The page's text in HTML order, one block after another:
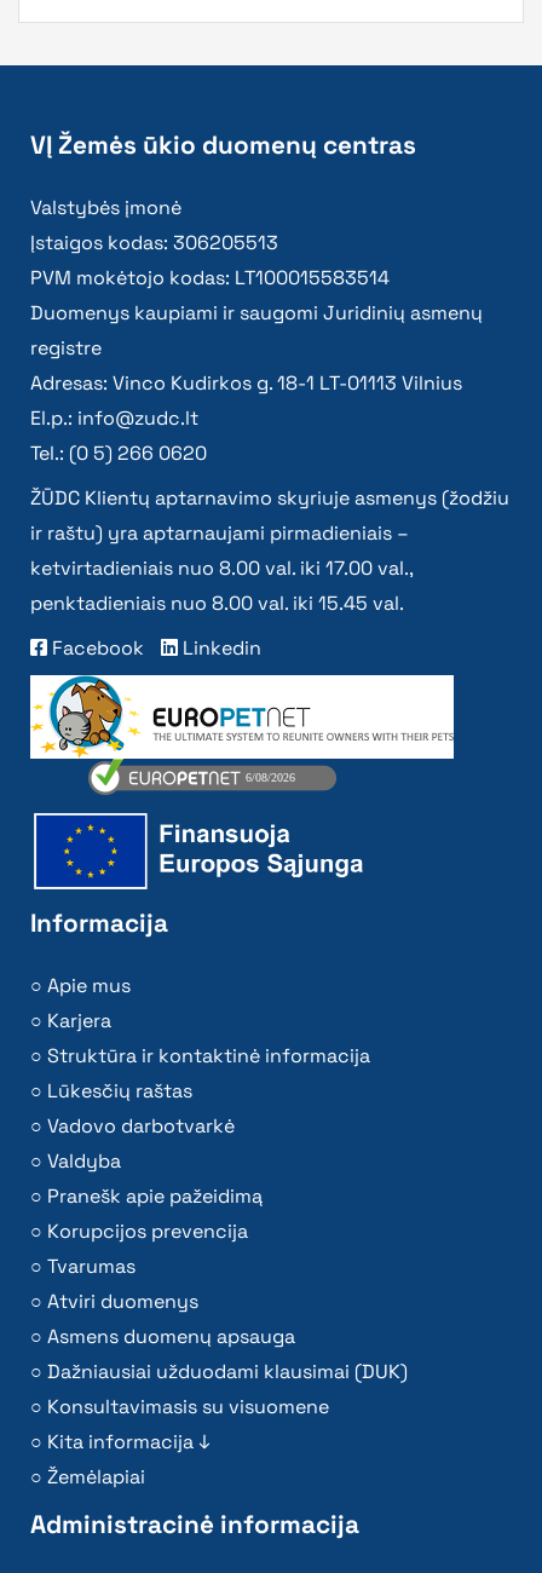
VĮ Žemės ūkio duomenų centras
Valstybės įmonė
Įstaigos kodas: 306205513
PVM mokėtojo kodas: LT100015583514
Duomenys kaupiami ir saugomi Juridinių asmenų
registre
Adresas: Vinco Kudirkos g. 18-1 LT-01113 Vilnius
El.p.: info@zudc.lt
Tel.: (0 5) 266 0620
ŽŪDC Klientų aptarnavimo skyriuje asmenys (žodžiu
ir raštu) yra aptarnaujami pirmadieniais –
ketvirtadieniais nuo 8.00 val. iki 17.00 val.,
penktadieniais nuo 8.00 val. iki 15.45 val.
Facebook
Linkedin
Informacija
Apie mus
Karjera
Struktūra ir kontaktinė informacija
Lūkesčių raštas
Vadovo darbotvarkė
Valdyba
Pranešk apie pažeidimą
Korupcijos prevencija
Tvarumas
Atviri duomenys
Asmens duomenų apsauga
Dažniausiai užduodami klausimai (DUK)
Konsultavimasis su visuomene
Kita informacija ↓
Žemėlapiai
Administracinė informacija